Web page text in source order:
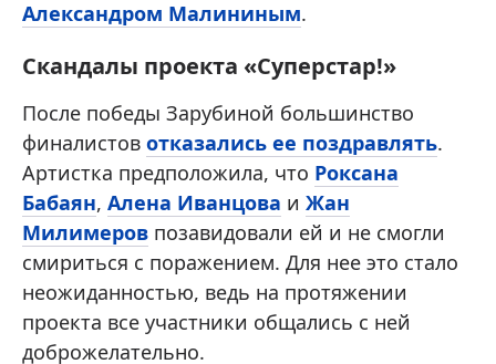
Александром Малининым.
Скандалы проекта «Суперстар!»
После победы Зарубиной большинство
финалистов отказались ее поздравлять.
Артистка предположила, что Роксана
Бабаян, Алена Иванцова и Жан
Милимеров позавидовали ей и не смогли
смириться с поражением. Для нее это стало
неожиданностью, ведь на протяжении
проекта все участники общались с ней
доброжелательно.